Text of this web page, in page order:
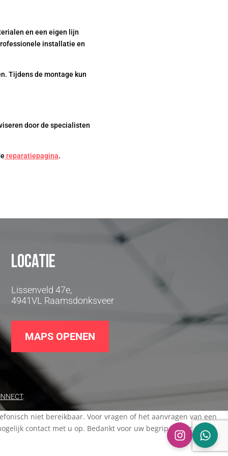
en een eigen lijn
installatie en
Tijdens de montage kun
door de specialisten
reparatiepagina.
Locatie
Lissenveld 47e,
4941VL Raamsdonksveer
MAPS OPENEN
.
niet bereikbaar. Voor vragen of het aanvragen van een
contact met u op. Bedankt voor uw begrip en een fijne